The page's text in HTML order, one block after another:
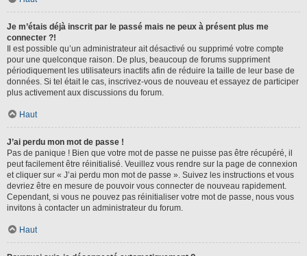
Je m’étais déjà inscrit par le passé mais ne peux à présent plus me
connecter ?!
Il est possible qu’un administrateur ait désactivé ou supprimé votre compte
pour une quelconque raison. De plus, beaucoup de forums suppriment
périodiquement les utilisateurs inactifs afin de réduire la taille de leur base de
données. Si tel était le cas, inscrivez-vous de nouveau et essayez de participer
plus activement aux discussions du forum.
Haut
J’ai perdu mon mot de passe !
Pas de panique ! Bien que votre mot de passe ne puisse pas être récupéré, il
peut facilement être réinitialisé. Veuillez vous rendre sur la page de connexion
et cliquer sur « J’ai perdu mon mot de passe ». Suivez les instructions et vous
devriez être en mesure de pouvoir vous connecter de nouveau rapidement.
Cependant, si vous ne pouvez pas réinitialiser votre mot de passe, nous vous
invitons à contacter un administrateur du forum.
Haut